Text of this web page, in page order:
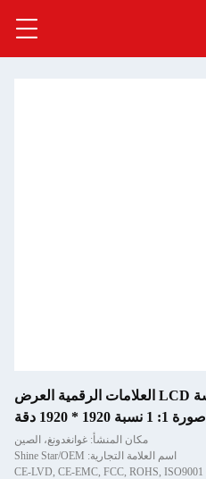
33" 33.2" بوصة مربع شاشة LCD العلامات الرقمية العرض
مكان المنشأ: غوانغدونغ، الصين
اسم العلامة التجارية: Shine Star/OEM